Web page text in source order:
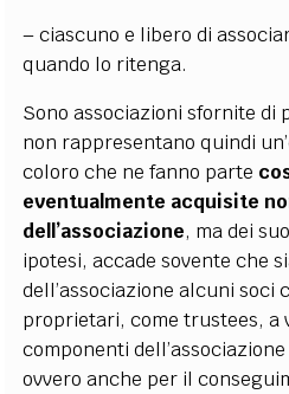
–ciascuno e libero di
quando lo ritenga.
Sono associazioni sfornite di
non rappresentano quindi
coloro che ne fanno parte
eventualmente acquisite
dell’associazione, ma dei
ipotesi, accade sovente che
dell’associazione alcuni soci
proprietari, come trustees, a
componenti dell’associazione
ovvero anche per il